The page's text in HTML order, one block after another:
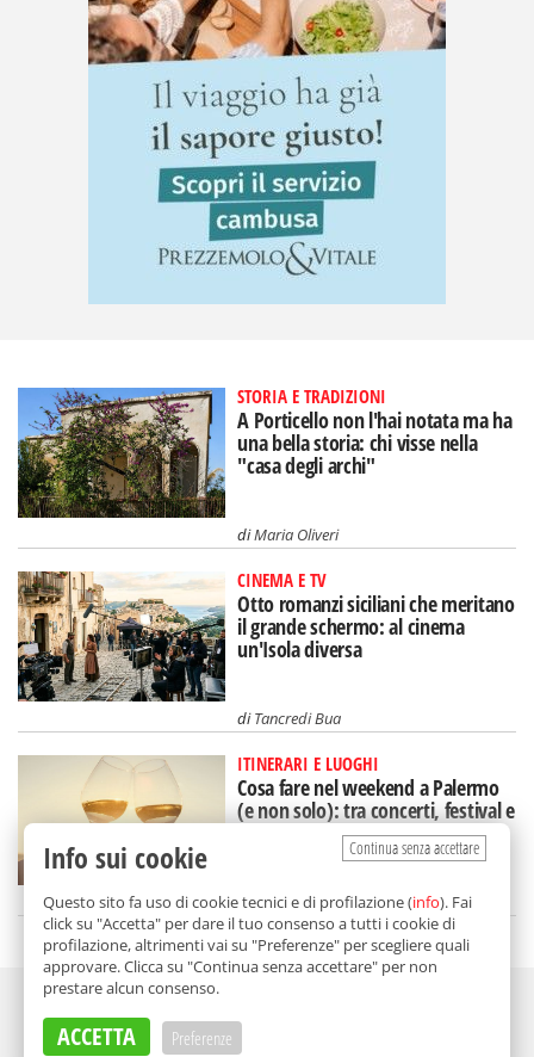
STORIA E TRADIZIONI
A Porticello non l'hai notata ma ha
una bella storia: chi visse nella
"casa degli archi"
diMaria Oliveri
CINEMA E TV
Otto romanzi siciliani che meritano
il grande schermo: al cinema
un'Isola diversa
diTancredi Bua
ITINERARI E LUOGHI
Cosa fare nel weekend a Palermo
(e non solo): tra concerti, festival e
"Calici di Stelle"
diRedazione
Continua senza accettare
Info sui cookie
Questo sito fa uso di cookie tecnici e di profilazione (info). Fai
click su "Accetta" per dare il tuo consenso a tutti i cookie di
profilazione, altrimenti vai su "Preferenze" per scegliere quali
approvare. Clicca su "Continua senza accettare" per non
prestare alcun consenso.
ACCETTA Preferenze